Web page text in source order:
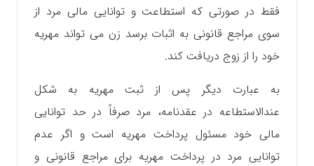
فقط در صورتی که استطاعت و توانایی مالی مرد از
سوی مراجع قانونی به اثبات برسد زن می تواند مهریه
خود را از زوج دریافت کند.
به عبارت دیگر پس از ثبت مهریه به شکل
عندالاستطاعه در عقدنامه، مرد صرفاً در حد توانایی
مالی خود مسئول پرداخت مهریه است و اگر عدم
توانایی مرد در پرداخت مهریه برای مراجع قانونی و